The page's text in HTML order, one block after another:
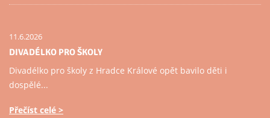
11.6.2026
DIVADÉLKO PRO ŠKOLY
Divadélko pro školy z Hradce Králové opět bavilo děti i
dospělé...
Přečíst celé